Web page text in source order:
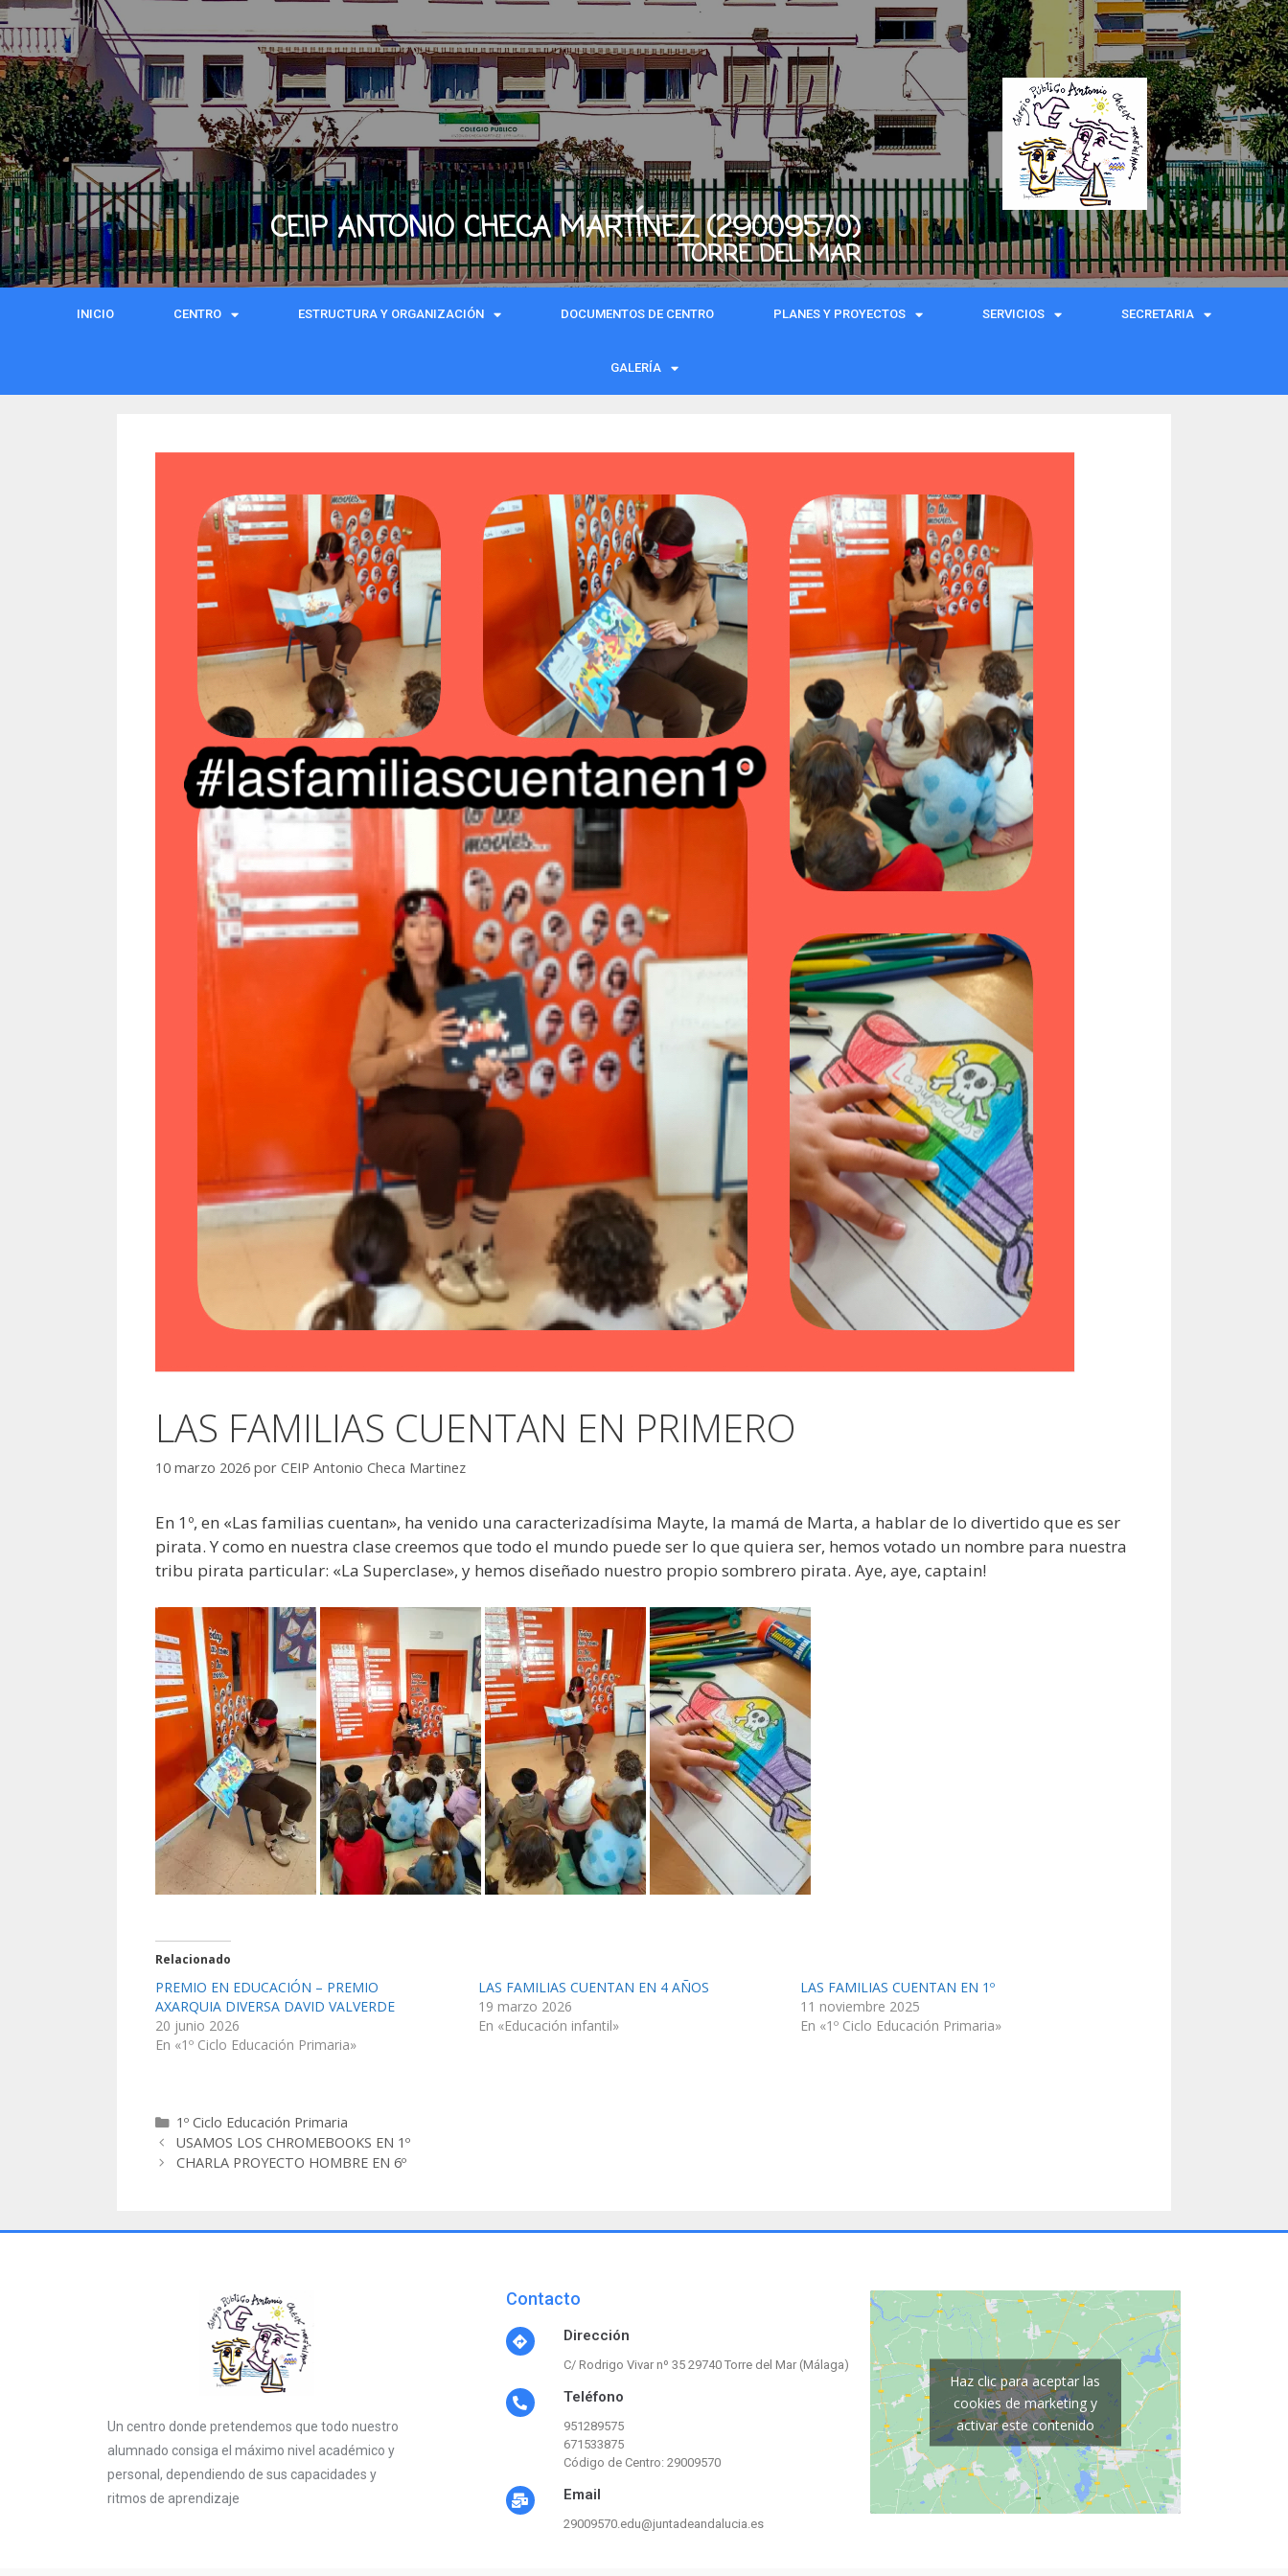
CEIP ANTONIO CHECA MARTÍNEZ (29009570)
TORRE DEL MAR
INICIO CENTRO ESTRUCTURA Y ORGANIZACIÓN DOCUMENTOS DE CENTRO PLANES Y PROYECTOS SERVICIOS SECRETARIA
GALERÍA
LAS FAMILIAS CUENTAN EN PRIMERO
10 marzo 2026 por CEIP Antonio Checa Martinez
En 1º, en «Las familias cuentan», ha venido una caracterizadísima Mayte, la mamá de Marta, a hablar de lo divertido que es ser
pirata. Y como en nuestra clase creemos que todo el mundo puede ser lo que quiera ser, hemos votado un nombre para nuestra
tribu pirata particular: «La Superclase», y hemos diseñado nuestro propio sombrero pirata. Aye, aye, captain!
Relacionado
PREMIO EN EDUCACIÓN – PREMIO
AXARQUIA DIVERSA DAVID VALVERDE
20 junio 2026
En «1º Ciclo Educación Primaria»
LAS FAMILIAS CUENTAN EN 4 AÑOS
19 marzo 2026
En «Educación infantil»
LAS FAMILIAS CUENTAN EN 1º
11 noviembre 2025
En «1º Ciclo Educación Primaria»
1º Ciclo Educación Primaria
USAMOS LOS CHROMEBOOKS EN 1º
CHARLA PROYECTO HOMBRE EN 6º
Un centro donde pretendemos que todo nuestro
alumnado consiga el máximo nivel académico y
personal, dependiendo de sus capacidades y
ritmos de aprendizaje
Contacto
Dirección
C/ Rodrigo Vivar nº 35 29740 Torre del Mar (Málaga)
Teléfono
951289575
671533875
Código de Centro: 29009570
Email
29009570.edu@juntadeandalucia.es
Haz clic para aceptar las
cookies de marketing y
activar este contenido